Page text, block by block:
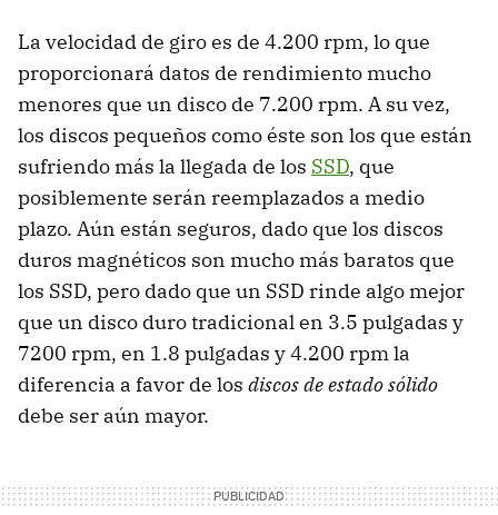
La velocidad de giro es de 4.200 rpm, lo que
proporcionará datos de rendimiento mucho
menores que un disco de 7.200 rpm. A su vez,
los discos pequeños como éste son los que están
sufriendo más la llegada de los SSD, que
posiblemente serán reemplazados a medio
plazo. Aún están seguros, dado que los discos
duros magnéticos son mucho más baratos que
los SSD, pero dado que un SSD rinde algo mejor
que un disco duro tradicional en 3.5 pulgadas y
7200 rpm, en 1.8 pulgadas y 4.200 rpm la
diferencia a favor de los discos de estado sólido
debe ser aún mayor.